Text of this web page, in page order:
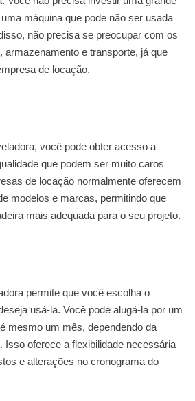
máquina que pode não ser usada
não precisa se preocupar com os
armazenamento e transporte, já que
de locação.
você pode obter acesso a
que podem ser muito caros
de locação normalmente oferecem
modelos e marcas, permitindo que
mais adequada para o seu projeto.
permite que você escolha o
usá-la. Você pode alugá-la por um
mesmo um mês, dependendo da
Isso oferece a flexibilidade necessária
e alterações no cronograma do